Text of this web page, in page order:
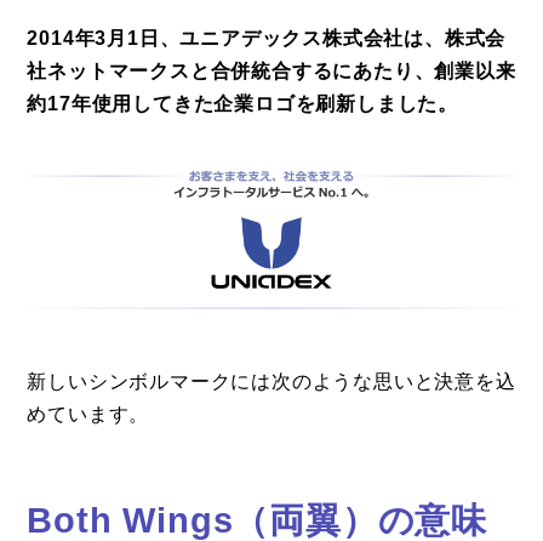
トピックス
Photos
2014年3月1日、ユニアデックス株式会社は、株式会
社ネットマークスと合併統合するにあたり、創業以来
約17年使用してきた企業ロゴを刷新しました。
新しいシンボルマークには次のような思いと決意を込
めています。
Both Wings（両翼）の意味